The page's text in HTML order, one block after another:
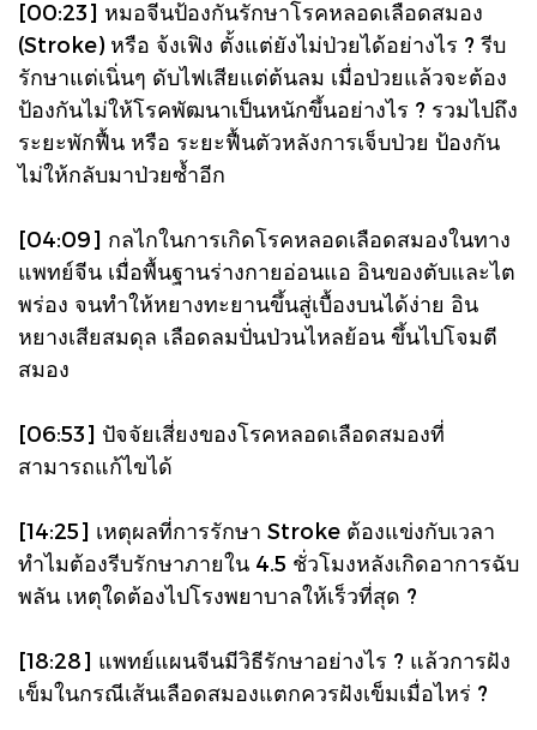
[00:23] หมอจีนป้องกันรักษาโรคหลอดเลือดสมอง
(Stroke) หรือ จ้งเฟิง ตั้งแต่ยังไม่ป่วยได้อย่างไร ? รีบ
รักษาแต่เนิ่นๆ ดับไฟเสียแต่ต้นลม เมื่อป่วยแล้วจะต้อง
ป้องกันไม่ให้โรคพัฒนาเป็นหนักขึ้นอย่างไร ? รวมไปถึง
ระยะพักฟื้น หรือ ระยะฟื้นตัวหลังการเจ็บป่วย ป้องกัน
ไม่ให้กลับมาป่วยซ้ำอีก
[04:09] กลไกในการเกิดโรคหลอดเลือดสมองในทาง
แพทย์จีน เมื่อพื้นฐานร่างกายอ่อนแอ อินของตับและไต
พร่อง จนทำให้หยางทะยานขึ้นสู่เบื้องบนได้ง่าย อิน
หยางเสียสมดุล เลือดลมปั่นป่วนไหลย้อน ขึ้นไปโจมตี
สมอง
[06:53] ปัจจัยเสี่ยงของโรคหลอดเลือดสมองที่
สามารถแก้ไขได้
[14:25] เหตุผลที่การรักษา Stroke ต้องแข่งกับเวลา
ทำไมต้องรีบรักษาภายใน 4.5 ชั่วโมงหลังเกิดอาการฉับ
พลัน เหตุใดต้องไปโรงพยาบาลให้เร็วที่สุด ?
[18:28] แพทย์แผนจีนมีวิธีรักษาอย่างไร ? แล้วการฝัง
เข็มในกรณีเส้นเลือดสมองแตกควรฝังเข็มเมื่อไหร่ ?